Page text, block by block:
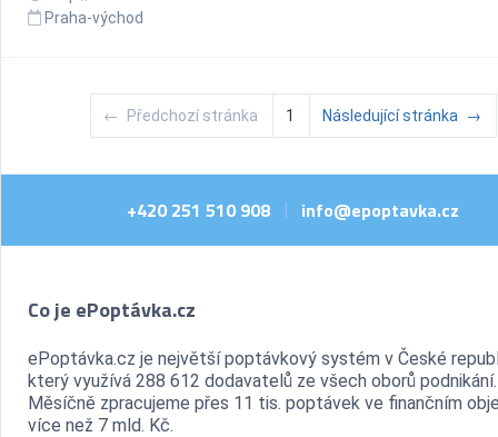
Praha-východ
← Předchozí stránka 1 Následující stránka →
+420 251 510 908 | info@epoptavka.cz
Co je ePoptávka.cz
ePoptávka.cz je největší poptávkový systém v České
který využívá 288 612 dodavatelů ze všech oborů podnikání.
Měsíčně zpracujeme přes 11 tis. poptávek ve finančním
více než 7 mld. Kč.